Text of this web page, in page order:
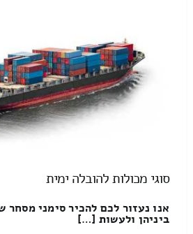
סוגי מכולות להובלה ימית
אנו נעזור לכם להכיר סימני מסחר
ביניהן ולעשות […]